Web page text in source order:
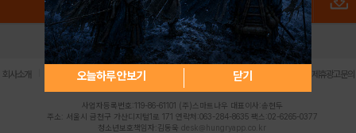
오늘하루 안보기 닫기
로그인 PC버전 전체앱
회사소개 | 개인정보 처리방침 불법촬영물 신고센터 제휴광고문의
사업자등록번호:119-86-61101 (주)스마트나우 대표이사:송현두
주소: 서울시 금천구 가산디지털1로 171 연락처:063-284-8635 팩스:02-6265-0377
청소년보호책임자:김동욱 desk@hungryapp.co.kr